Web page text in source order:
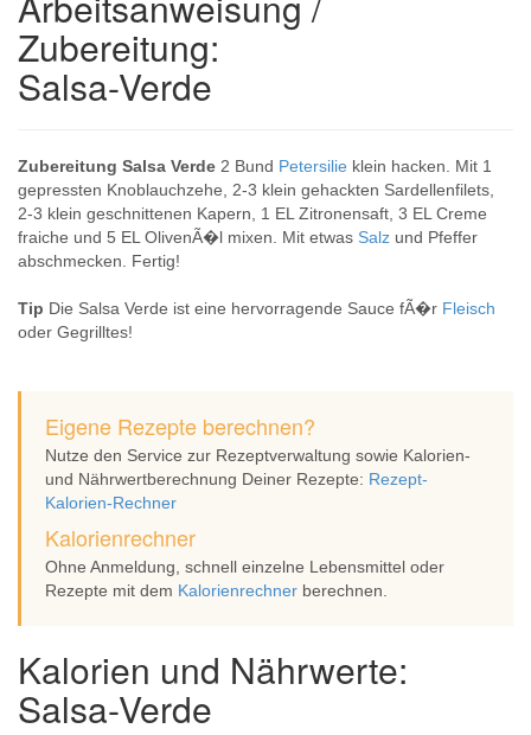
Zubereitung:
Salsa-Verde
Zubereitung Salsa Verde 2 Bund Petersilie klein hacken. Mit 1
gepressten Knoblauchzehe, 2-3 klein gehackten Sardellenfilets,
2-3 klein geschnittenen Kapern, 1 EL Zitronensaft, 3 EL Creme
fraiche und 5 EL OlivenÃ�l mixen. Mit etwas Salz und Pfeffer
abschmecken. Fertig!
Tip Die Salsa Verde ist eine hervorragende Sauce fÃ�r Fleisch
oder Gegrilltes!
Eigene Rezepte berechnen?
Nutze den Service zur Rezeptverwaltung sowie Kalorien-
und Nährwertberechnung Deiner Rezepte: Rezept-
Kalorien-Rechner
Kalorienrechner
Ohne Anmeldung, schnell einzelne Lebensmittel oder
Rezepte mit dem Kalorienrechner berechnen.
Kalorien und Nährwerte:
Salsa-Verde